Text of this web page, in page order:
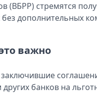
(ВБРР) стремятся
дополнительных
важно
банков на